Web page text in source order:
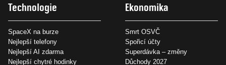
Technologie
SpaceX na burze
Nejlepší telefony
Nejlepší AI zdarma
Nejlepší chytré hodinky
Ekonomika
Smrt OSVČ
Spořicí účty
Superdávka – změny
Důchody 2027